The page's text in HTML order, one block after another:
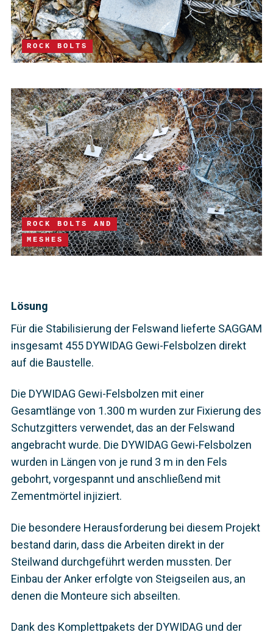
ROCK BOLTS
ROCK BOLTS AND
MESHES
Lösung
Für die Stabilisierung der Felswand lieferte SAGGAM
insgesamt 455 DYWIDAG Gewi-Felsbolzen direkt
auf die Baustelle.
Die DYWIDAG Gewi-Felsbolzen mit einer
Gesamtlänge von 1.300 m wurden zur Fixierung des
Schutzgitters verwendet, das an der Felswand
angebracht wurde. Die DYWIDAG Gewi-Felsbolzen
wurden in Längen von je rund 3 m in den Fels
gebohrt, vorgespannt und anschließend mit
Zementmörtel injiziert.
Die besondere Herausforderung bei diesem Projekt
bestand darin, dass die Arbeiten direkt in der
Steilwand durchgeführt werden mussten. Der
Einbau der Anker erfolgte von Steigseilen aus, an
denen die Monteure sich abseilten.
Dank des Komplettpakets der DYWIDAG und der